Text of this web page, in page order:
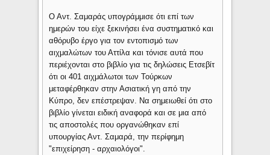
Ο Αντ. Σαμαράς υπογράμμισε ότι επί των
ημερών του είχε ξεκινήσει ένα συστηματικό και
αθόρυβο έργο για τον εντοπισμό των
αιχμαλώτων του Αττίλα και τόνισε αυτά που
περιέχονται στο βιβλίο για τις δηλώσεις Ετσεβίτ
ότι οι 401 αιχμάλωτοι των Τούρκων
μεταφέρθηκαν στην Ασιατική γη από την
Κύπρο, δεν επέστρεψαν. Να σημειωθεί ότι στο
βιβλίο γίνεται ειδική αναφορά και σε μια από
τις αποστολές που οργανώθηκαν επί
υπουργίας Αντ. Σαμαρά, την περίφημη
"επιχείρηση - αρχαιολόγοι".